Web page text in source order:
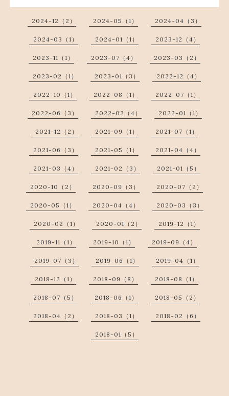
2024-12（2） 2024-05（1） 2024-04（3）
2024-03（1） 2024-01（1） 2023-12（4）
2023-11（1） 2023-07（4） 2023-03（2）
2023-02（1） 2023-01（3） 2022-12（4）
2022-10（1） 2022-08（1） 2022-07（1）
2022-06（3） 2022-02（4） 2022-01（1）
2021-12（2） 2021-09（1） 2021-07（1）
2021-06（3） 2021-05（1） 2021-04（4）
2021-03（4） 2021-02（3） 2021-01（5）
2020-10（2） 2020-09（3） 2020-07（2）
2020-05（1） 2020-04（4） 2020-03（3）
2020-02（1） 2020-01（2） 2019-12（1）
2019-11（1） 2019-10（1） 2019-09（4）
2019-07（3） 2019-06（1） 2019-04（1）
2018-12（1） 2018-09（8） 2018-08（1）
2018-07（5） 2018-06（1） 2018-05（2）
2018-04（2） 2018-03（1） 2018-02（6）
2018-01（5）